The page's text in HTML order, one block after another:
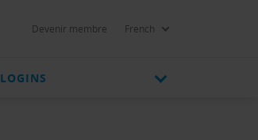
Devenir membre French
LOGINS